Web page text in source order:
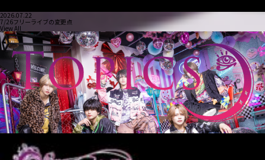
2026.07.22
7/26フリーライブの変更点
View All